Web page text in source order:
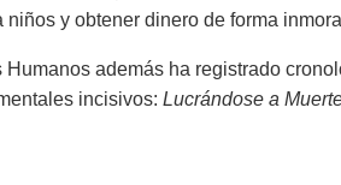
y obtener dinero de forma
además ha registrado
incisivos: Lucrándose a